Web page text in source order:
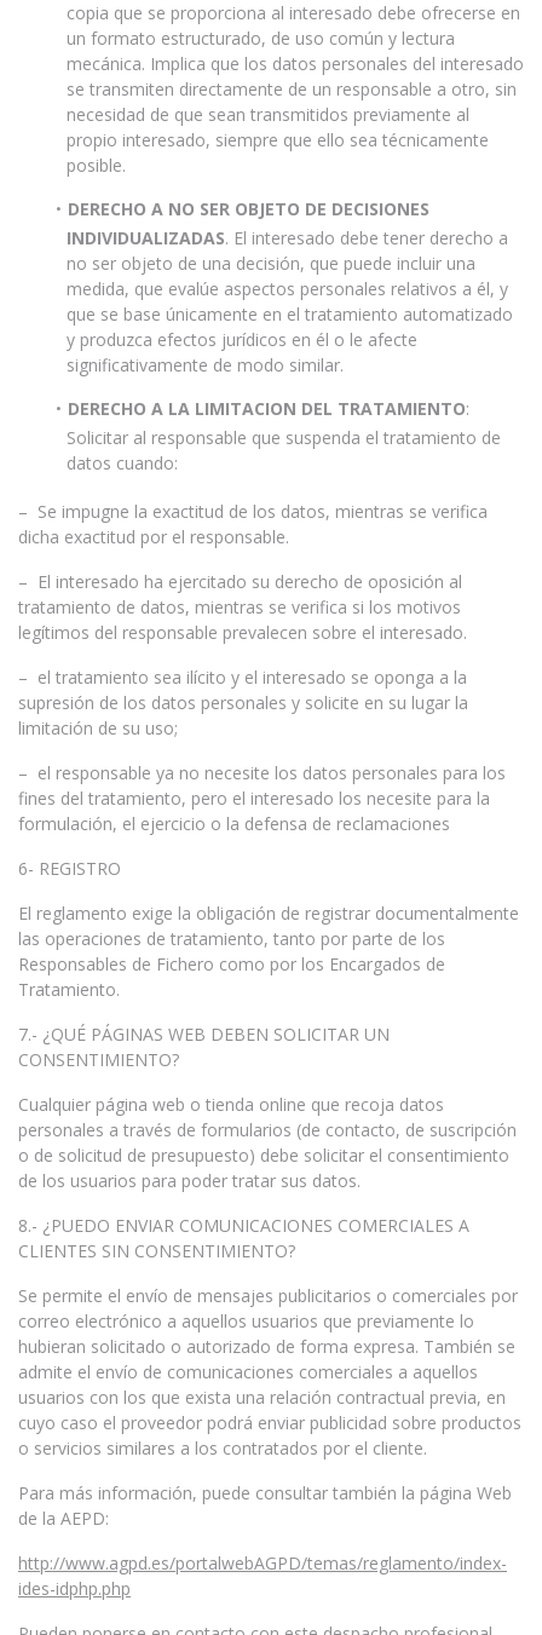
copia que se proporciona al interesado debe ofrecerse en
un formato estructurado, de uso común y lectura
mecánica. Implica que los datos personales del interesado
se transmiten directamente de un responsable a otro, sin
necesidad de que sean transmitidos previamente al
propio interesado, siempre que ello sea técnicamente
posible.
DERECHO A NO SER OBJETO DE DECISIONES
INDIVIDUALIZADAS. El interesado debe tener derecho a
no ser objeto de una decisión, que puede incluir una
medida, que evalúe aspectos personales relativos a él, y
que se base únicamente en el tratamiento automatizado
y produzca efectos jurídicos en él o le afecte
significativamente de modo similar.
DERECHO A LA LIMITACION DEL TRATAMIENTO:
Solicitar al responsable que suspenda el tratamiento de
datos cuando:
– Se impugne la exactitud de los datos, mientras se verifica
dicha exactitud por el responsable.
– El interesado ha ejercitado su derecho de oposición al
tratamiento de datos, mientras se verifica si los motivos
legítimos del responsable prevalecen sobre el interesado.
– el tratamiento sea ilícito y el interesado se oponga a la
supresión de los datos personales y solicite en su lugar la
limitación de su uso;
– el responsable ya no necesite los datos personales para los
fines del tratamiento, pero el interesado los necesite para la
formulación, el ejercicio o la defensa de reclamaciones
6- REGISTRO
El reglamento exige la obligación de registrar documentalmente
las operaciones de tratamiento, tanto por parte de los
Responsables de Fichero como por los Encargados de
Tratamiento.
7.- ¿QUÉ PÁGINAS WEB DEBEN SOLICITAR UN
CONSENTIMIENTO?
Cualquier página web o tienda online que recoja datos
personales a través de formularios (de contacto, de suscripción
o de solicitud de presupuesto) debe solicitar el consentimiento
de los usuarios para poder tratar sus datos.
8.- ¿PUEDO ENVIAR COMUNICACIONES COMERCIALES A
CLIENTES SIN CONSENTIMIENTO?
Se permite el envío de mensajes publicitarios o comerciales por
correo electrónico a aquellos usuarios que previamente lo
hubieran solicitado o autorizado de forma expresa. También se
admite el envío de comunicaciones comerciales a aquellos
usuarios con los que exista una relación contractual previa, en
cuyo caso el proveedor podrá enviar publicidad sobre productos
o servicios similares a los contratados por el cliente.
Para más información, puede consultar también la página Web
de la AEPD:
http://www.agpd.es/portalwebAGPD/temas/reglamento/index-
ides-idphp.php